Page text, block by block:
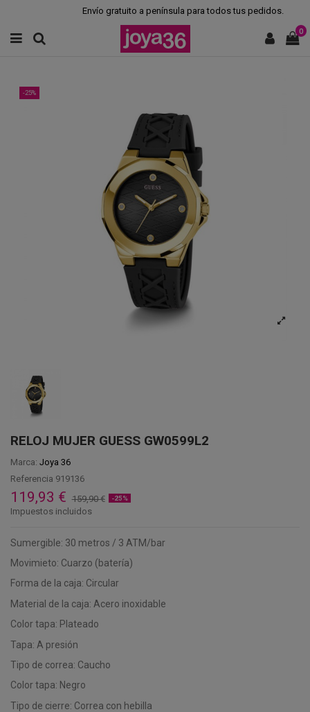
Envío gratuito a península para todos tus pedidos.
0
-25%
RELOJ MUJER GUESS GW0599L2
Marca: Joya 36
Referencia 919136
119,93 € 159,90 € -25%
Impuestos incluidos
Sumergible: 30 metros / 3 ATM/bar
Movimieto: Cuarzo (batería)
Forma de la caja: Circular
Material de la caja: Acero inoxidable
Color tapa: Plateado
Tapa: A presión
Tipo de correa: Caucho
Color tapa: Negro
Tipo de cierre: Correa con hebilla